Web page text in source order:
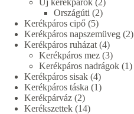
Új kerékpárok 2
termék
Országúti 22
Kerékpáros cipő 55
termék
Kerékpáros napszemüveg 22
Kerékpáros ruházat 44
termék
Kerékpáros mez 33
termék
Kerékpáros nadrágok 11
Kerékpáros sisak 44
termék
Kerékpáros táska 11
Kerékpárváz 22
termék
Kerékszettek 1414